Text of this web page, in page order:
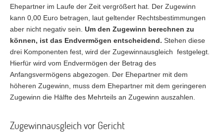
Ehepartner im Laufe der Zeit vergrößert hat. Der Zugewinn
kann 0,00 Euro betragen, laut geltender Rechtsbestimmungen
aber nicht negativ sein. Um den Zugewinn berechnen zu
können, ist das Endvermögen entscheidend. Stehen diese
drei Komponenten fest, wird der Zugewinnausgleich festgelegt.
Hierfür wird vom Endvermögen der Betrag des
Anfangsvermögens abgezogen. Der Ehepartner mit dem
höheren Zugewinn, muss dem Ehepartner mit dem geringeren
Zugewinn die Hälfte des Mehrteils an Zugewinn auszahlen.
Zugewinnausgleich vor Gericht